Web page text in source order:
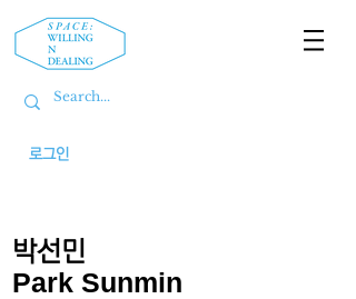
로그인
박선민
Park Sunmin